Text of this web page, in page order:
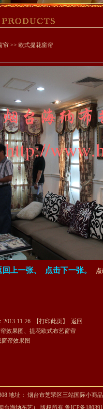
帘 >> 欧式提花窗帘
回上一张、 点击下一张。 点
11-26 【打印此页】 返回
效果图、提花欧式布艺窗帘
窗帘效果图
地址： 烟台市芝罘区三站国际小商
台海纳布艺） 版权所有 鲁ICP备